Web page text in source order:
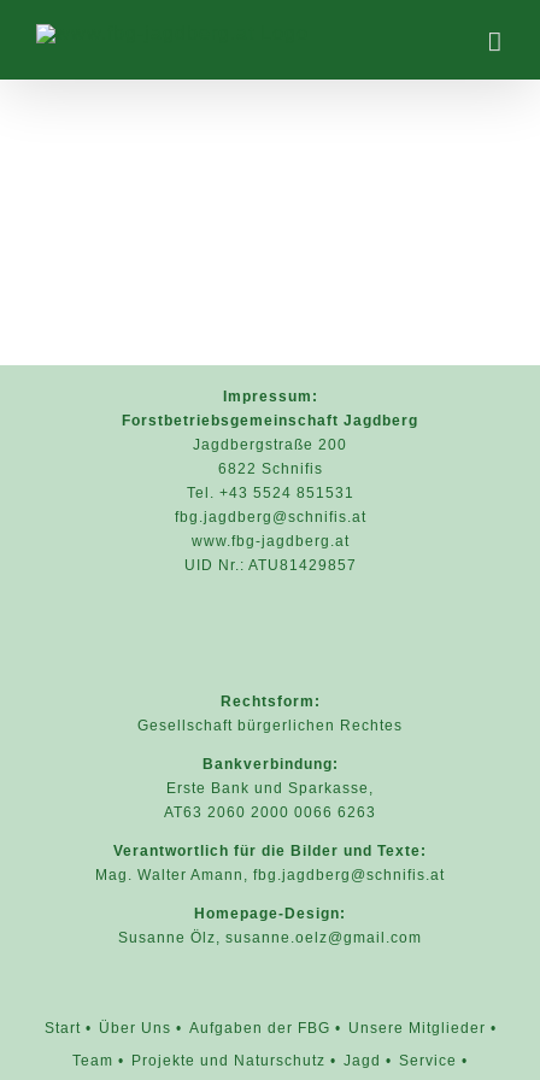
Inhalt
springen
Impressum:
Forstbetriebsgemeinschaft Jagdberg
Jagdbergstraße 200
6822 Schnifis
Tel. +43 5524 851531
fbg.jagdberg@schnifis.at
www.fbg-jagdberg.at
UID Nr.: ATU81429857
Rechtsform:
Gesellschaft bürgerlichen Rechtes
Bankverbindung:
Erste Bank und Sparkasse,
AT63 2060 2000 0066 6263
Verantwortlich für die Bilder und Texte:
Mag. Walter Amann, fbg.jagdberg@schnifis.at
Homepage-Design:
Susanne Ölz, susanne.oelz@gmail.com
Start Über Uns Aufgaben der FBG
Unsere Mitglieder
Team
Projekte und Naturschutz Jagd Service